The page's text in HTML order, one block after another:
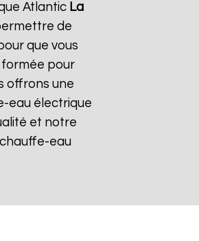
Atlantic La
de
que vous
formée pour
offrons une
eau électrique
et notre
eau